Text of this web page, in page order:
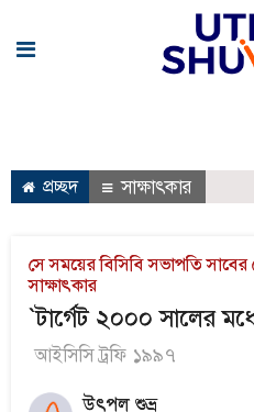
প্রচ্ছদ সাক্ষাৎকার
সে সময়ের বিসিবি সভাপতি সাবের
সাক্ষাৎকার
`টার্গেট ২০০০ সালের
আইসিসি ট্রফি ১৯৯৭
উৎপল শুভ্র